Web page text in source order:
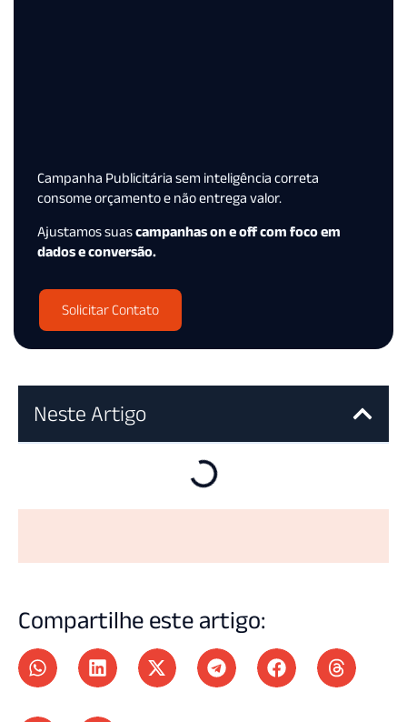
Campanha Publicitária sem inteligência correta
consome orçamento e não entrega valor.
Ajustamos suascampanhas on e off com foco em
dados e conversão.
Solicitar Contato
Neste Artigo
Compartilhe este artigo: